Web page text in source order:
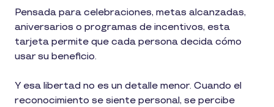
Pensada para celebraciones, metas alcanzadas,
aniversarios o programas de incentivos, esta
tarjeta permite que cada persona decida cómo
usar su beneficio.
Y esa libertad no es un detalle menor. Cuando el
reconocimiento se siente personal, se percibe